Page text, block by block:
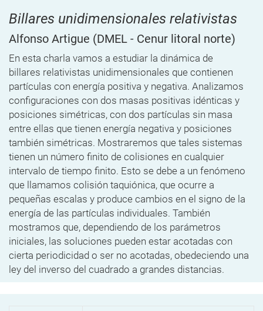
Billares unidimensionales relativistas
Alfonso Artigue (DMEL - Cenur litoral norte)
En esta charla vamos a estudiar la dinámica de
billares relativistas unidimensionales que contienen
partículas con energía positiva y negativa. Analizamos
configuraciones con dos masas positivas idénticas y
posiciones simétricas, con dos partículas sin masa
entre ellas que tienen energía negativa y posiciones
también simétricas. Mostraremos que tales sistemas
tienen un número finito de colisiones en cualquier
intervalo de tiempo finito. Esto se debe a un fenómeno
que llamamos colisión taquiónica, que ocurre a
pequeñas escalas y produce cambios en el signo de la
energía de las partículas individuales. También
mostramos que, dependiendo de los parámetros
iniciales, las soluciones pueden estar acotadas con
cierta periodicidad o ser no acotadas, obedeciendo una
ley del inverso del cuadrado a grandes distancias.